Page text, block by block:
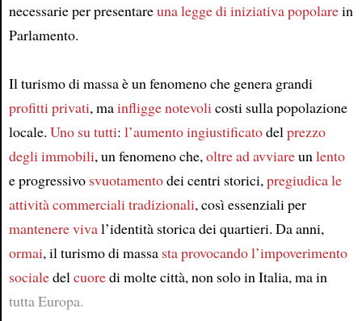
necessarie per presentareuna legge di iniziativa popolarein
Parlamento.
Il turismo di massa è un fenomeno che genera grandi
profitti privati, mainfliggenotevolicosti sulla popolazione
locale. Uno su tutti: l’aumento ingiustificatodelprezzo
degli immobili, un fenomeno che,oltre adavviareunlento
e progressivo svuotamentodei centri storici,pregiudicale
attività commerciali tradizionali, così essenziali per
mantenere vival’identità storica dei quartieri. Da anni,
ormai, il turismo di massa sta provocandol’impoverimento
socialedelcuoredi molte città, non solo in Italia, ma in
tutta Europa.